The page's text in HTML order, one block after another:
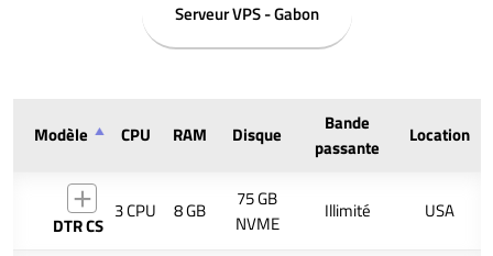
Serveur VPS - Gabon
Modèle CPU RAM Disque
Bande
passante
Location
DTR CS
3 CPU 8 GB
75 GB
NVME
Illimité USA